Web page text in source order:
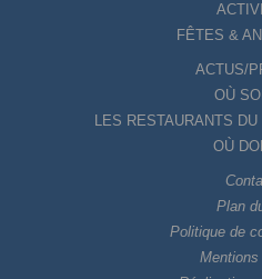
FÊTES &
ACTUS/
OÙ
LES RESTAURANTS
OÙ
Plan
Politique de
Mentions